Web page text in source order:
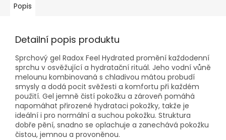
Popis
Detailní popis produktu
Sprchový gel Radox Feel Hydrated promění každodenní
sprchu v osvěžující a hydratační rituál. Jeho vodní vůně
melounu kombinovaná s chladivou mátou probudí
smysly a dodá pocit svěžesti a komfortu při každém
použití. Gel jemně čistí pokožku a zároveň pomáhá
napomáhat přirozené hydrataci pokožky, takže je
ideální i pro normální a suchou pokožku. Struktura
dobře pění, snadno se oplachuje a zanechává pokožku
čistou, jemnou a provoněnou.